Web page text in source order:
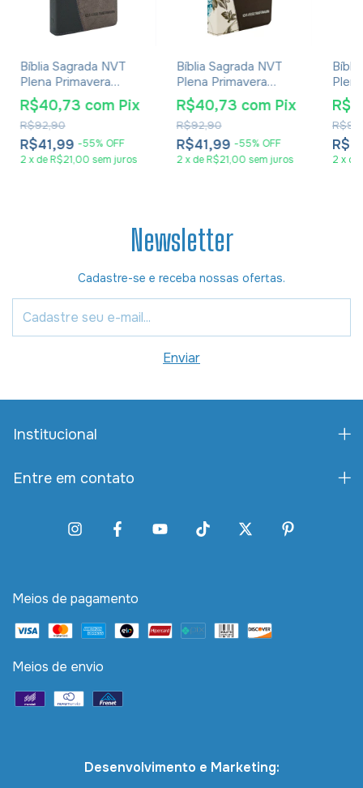
Bíblia Sagrada NVT
Plena Primavera
Duotone - Capa Luxo
Tecido Preta
R$41,99 -55% OFF
R$92,90
R$40,73 com Pix
2 xdeR$21,00 sem juros
Bíblia Sagrada NVT
Plena Primavera
Duotone - Capa Luxo
Tecido Café
R$41,99 -55% OFF
R$92,90
R$40,73 com Pix
2 xdeR$21,00 sem juros 2 x de
Newsletter
Cadastre-se e receba nossas ofertas.
Institucional
Entre em contato
Meios de pagamento
Meios de envio
Desenvolvimento e Marketing: